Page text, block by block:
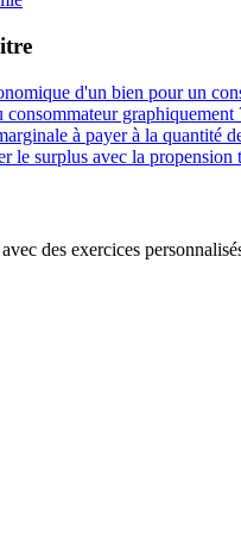
d'un bien pour un
graphiquement
à payer à la quantité
le surplus avec la propension
des exercices